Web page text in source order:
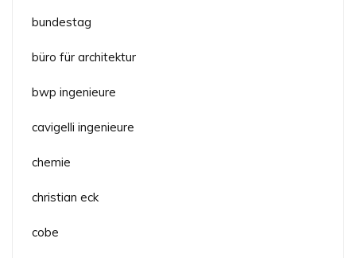
bundestag
büro für architektur
bwp ingenieure
cavigelli ingenieure
chemie
christian eck
cobe